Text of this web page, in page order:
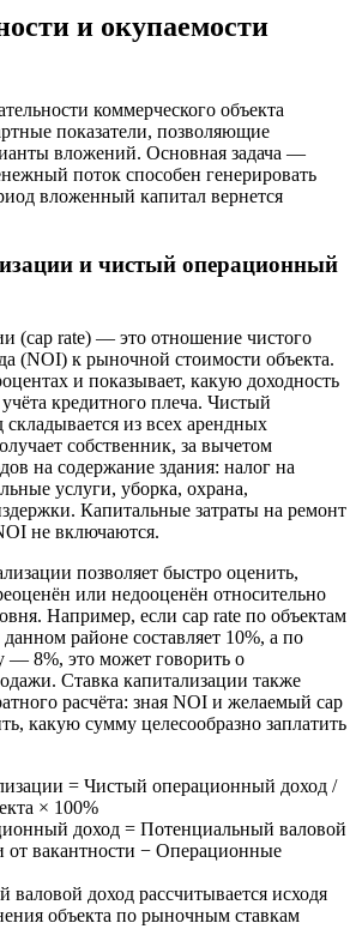
и окупаемости
коммерческого объекта
показатели, позволяющие
вложений. Основная задача —
поток способен генерировать
вложенный капитал вернется
и чистый операционный
(cap rate) — это отношение чистого
(NOI) к рыночной стоимости объекта.
и показывает, какую доходность
кредитного плеча. Чистый
из всех арендных
собственник, за вычетом
на содержание здания: налог на
услуги, уборка, охрана,
Капитальные затраты на ремонт
не включаются.
позволяет быстро оценить,
или недооценён относительно
Например, если cap rate по объектам
районе составляет 10%, а по
— 8%, это может говорить о
Ставка капитализации также
расчёта: зная NOI и желаемый cap
какую сумму целесообразно заплатить
= Чистый операционный доход /
× 100%
доход = Потенциальный валовой
от вакантности − Операционные
доход рассчитывается исходя
объекта по рыночным ставкам